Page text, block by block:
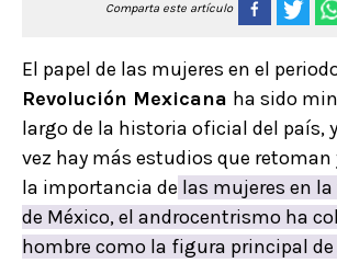
Comparta este artículo
El papel de las mujeres en el
Revolución Mexicana ha sido
largo de la historia oficial del país,
vez hay más estudios que retoman
la importancia de las mujeres en
de México, el androcentrismo ha
hombre como la figura principal